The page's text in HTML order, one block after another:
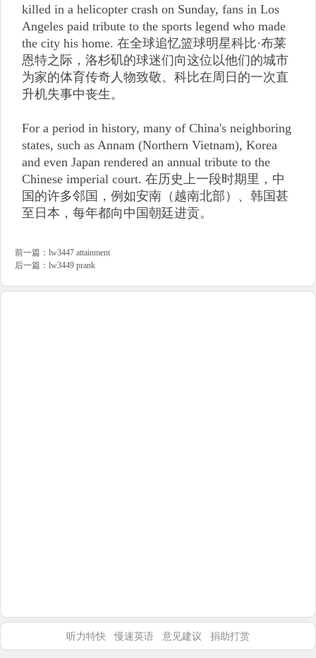
killed in a helicopter crash on Sunday, fans in Los
Angeles paid tribute to the sports legend who made
the city his home. 在全球追忆篮球明星科比·布莱
恩特之际，洛杉矶的球迷们向这位以他们的城市
为家的体育传奇人物致敬。科比在周日的一次直
升机失事中丧生。
For a period in history, many of China's neighboring
states, such as Annam (Northern Vietnam), Korea
and even Japan rendered an annual tribute to the
Chinese imperial court. 在历史上一段时期里，中
国的许多邻国，例如安南（越南北部）、韩国甚
至日本，每年都向中国朝廷进贡。
前一篇： lw3447 attainment
后一篇： lw3449 prank
听力特快 慢速英语 意见建议 捐助打赏